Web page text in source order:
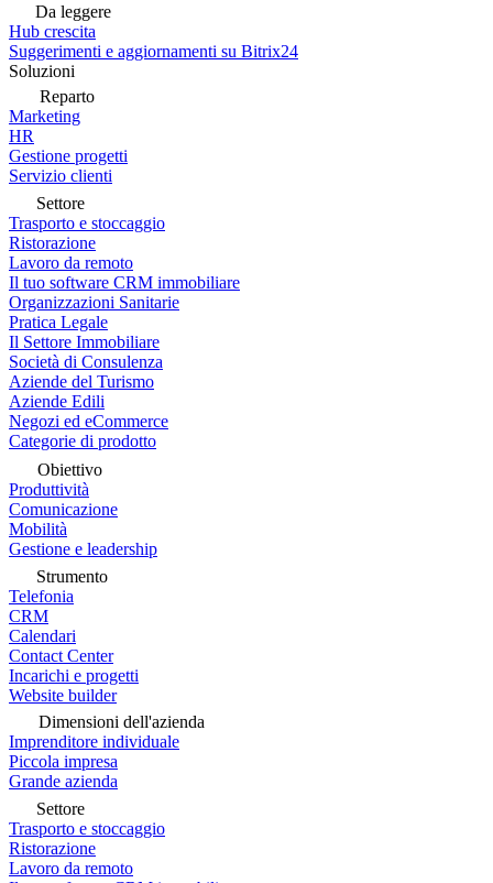
Da leggere
Hub crescita
Suggerimenti e aggiornamenti su Bitrix24
Soluzioni
Reparto
Marketing
HR
Gestione progetti
Servizio clienti
Settore
Trasporto e stoccaggio
Ristorazione
Lavoro da remoto
Il tuo software CRM immobiliare
Organizzazioni Sanitarie
Pratica Legale
Il Settore Immobiliare
Società di Consulenza
Aziende del Turismo
Aziende Edili
Negozi ed eCommerce
Categorie di prodotto
Obiettivo
Produttività
Comunicazione
Mobilità
Gestione e leadership
Strumento
Telefonia
CRM
Calendari
Contact Center
Incarichi e progetti
Website builder
Dimensioni dell'azienda
Imprenditore individuale
Piccola impresa
Grande azienda
Settore
Trasporto e stoccaggio
Ristorazione
Lavoro da remoto